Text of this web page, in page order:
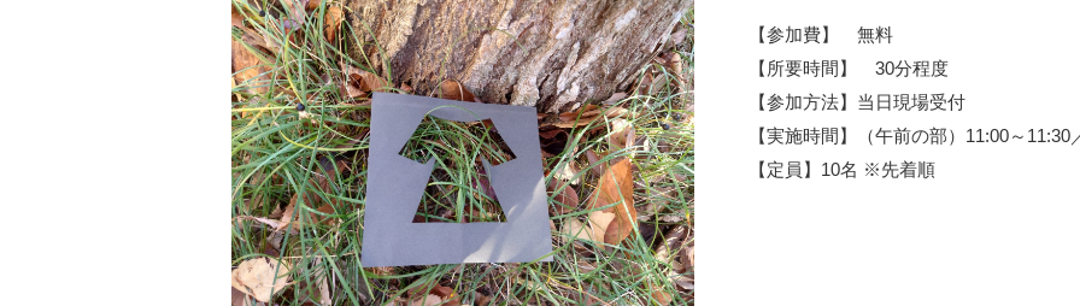
【参加費】 無料
【所要時間】 30分程度
【参加方法】当日現場受付
【実施時間】（午前の部）11:00～11:30／
【定員】10名 ※先着順